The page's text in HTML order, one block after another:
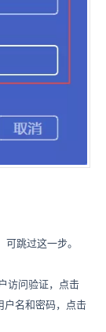
跳过这一步。
访问验证，点击
户名和密码，点击